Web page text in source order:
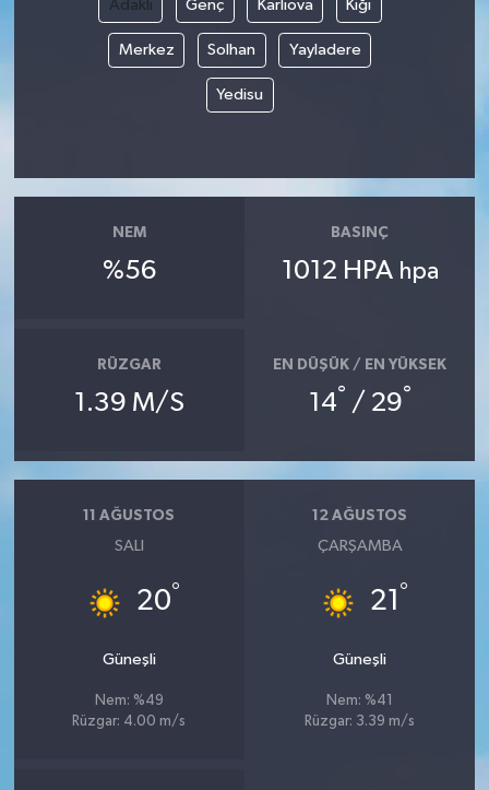
Adaklı Genç Karlıova Kiğı
Merkez Solhan Yayladere
Yedisu
NEM
%56
BASINÇ
1012 HPA hpa
RÜZGAR
1.39 M/S
EN DÜŞÜK / EN YÜKSEK
14° / 29°
11 AĞUSTOS
SALI
20°
Güneşli
Nem: %49
Rüzgar: 4.00 m/s
12 AĞUSTOS
ÇARŞAMBA
21 °
Güneşli
Nem: %41
Rüzgar: 3.39 m/s